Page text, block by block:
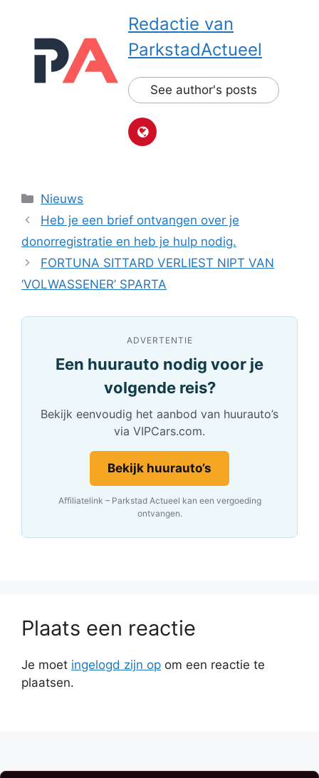
Redactie van
ParkstadActueel
See author's posts
Categorieën
Nieuws
Heb je een brief ontvangen over je
donorregistratie en heb je hulp nodig.
FORTUNA SITTARD VERLIEST NIPT VAN
‘VOLWASSENER’ SPARTA
ADVERTENTIE
Een huurauto nodig voor je
volgende reis?
Bekijk eenvoudig het aanbod van huurauto’s
via VIPCars.com.
Bekijk huurauto’s
Affiliatelink – Parkstad Actueel kan een vergoeding
ontvangen.
Plaats een reactie
Je moet ingelogd zijn op om een reactie te
plaatsen.